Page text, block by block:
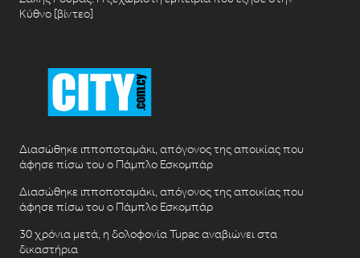
Κύθνο [βίντεο]
Διασώθηκε ιπποποταμάκι, απόγονος της αποικίας που
άφησε πίσω του ο Πάμπλο Εσκομπάρ
Διασώθηκε ιπποποταμάκι, απόγονος της αποικίας που
άφησε πίσω του ο Πάμπλο Εσκομπάρ
30 χρόνια μετά, η δολοφονία Tupac αναβιώνει στα
δικαστήρια